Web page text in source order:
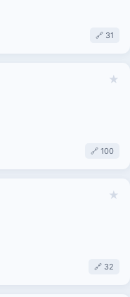
🔗 31
★
🔗 100
★
🔗 32